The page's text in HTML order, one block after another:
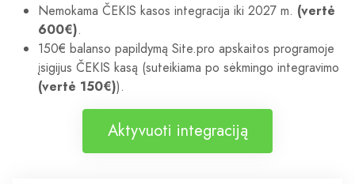
Nemokama ČEKIS kasos integracija iki 2027 m. (vertė
600€).
150€ balanso papildymą Site.pro apskaitos programoje
įsigijus ČEKIS kasą (suteikiama po sėkmingo integravimo
(vertė 150€)).
Aktyvuoti integraciją